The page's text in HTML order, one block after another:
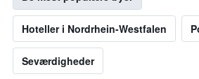
Hoteller i Nordrhein-Westfalen
Seværdigheder